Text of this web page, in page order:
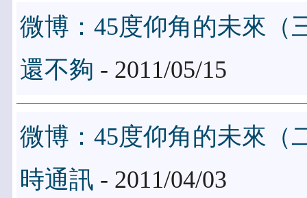
微博：45度仰角的未來（
還不夠 - 2011/05/15
微博：45度仰角的未來（
時通訊 - 2011/04/03